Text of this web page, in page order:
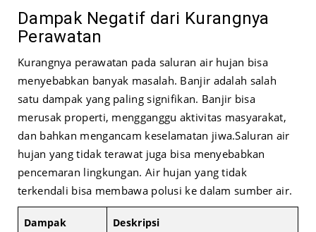
Dampak Negatif dari Kurangnya
Perawatan
Kurangnya perawatan pada saluran air hujan bisa
menyebabkan banyak masalah. Banjir adalah salah
satu dampak yang paling signifikan. Banjir bisa
merusak properti, mengganggu aktivitas masyarakat,
dan bahkan mengancam keselamatan jiwa.Saluran air
hujan yang tidak terawat juga bisa menyebabkan
pencemaran lingkungan. Air hujan yang tidak
terkendali bisa membawa polusi ke dalam sumber air.
Dampak Deskripsi